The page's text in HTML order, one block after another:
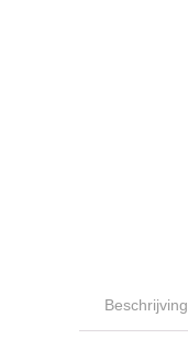
Beschrijving